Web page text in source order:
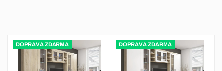
DOPRAVA ZDARMA DOPRAVA ZDARMA